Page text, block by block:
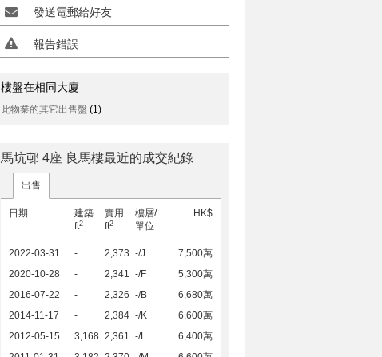
發送電郵給好友
報告錯誤
樓盤在相同大廈
此物業的其它出售盤 (1)
馬坑邨 4座 良馬樓最近的成交紀錄
出售
日期
建築
ft2
實用
ft2
樓層/
單位
HK$
2022-03-31 - 2,373 -/J
7,500萬
2020-10-28
- 2,341 -/F
5,300萬
2016-07-22
- 2,326 -/B
6,680萬
2014-11-17
- 2,384 -/K
6,600萬
2012-05-15
3,168 2,361 -/L
6,400萬